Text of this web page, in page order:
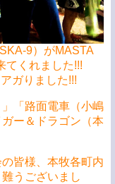
9）がMASTA
てくれました!!!
ガりました!!!
「路面電車（小嶋
＆ドラゴン（本
皆様、本牧各町内
うございまし